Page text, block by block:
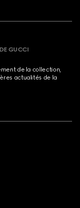
GUCCI
de la collection,
actualités de la